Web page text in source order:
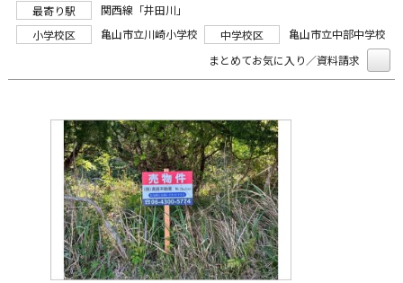
最寄り駅
関西線「井田川」
小学校区
亀山市立川崎小学校 中学校区
亀山市立中部中学校
まとめてお気に入り／資料請求